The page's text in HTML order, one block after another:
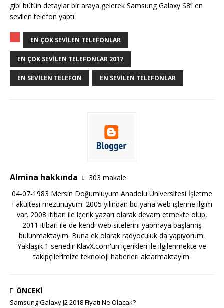
gibi bütün detaylar bir araya gelerek Samsung Galaxy S8’i en
sevilen telefon yaptı.
EN ÇOK SEVILEN TELEFONLAR
EN ÇOK SEVILEN TELEFONLAR 2017
EN SEVILEN TELEFON EN SEVILEN TELEFONLAR
Almina hakkında
303 makale
04-07-1983 Mersin Doğumluyum Anadolu Üniversitesi İşletme
Fakültesi mezunuyum. 2005 yılından bu yana web işlerine ilgim
var. 2008 itibari ile içerik yazarı olarak devam etmekte olup,
2011 itibari ile de kendi web sitelerini yapmaya başlamış
bulunmaktayım. Buna ek olarak radyoculuk da yapıyorum.
Yaklaşık 1 senedir KlavX.com'un içerikleri ile ilgilenmekte ve
takipçilerimize teknoloji haberleri aktarmaktayım.
ÖNCEKI
Samsung Galaxy J2 2018 Fiyatı Ne Olacak?